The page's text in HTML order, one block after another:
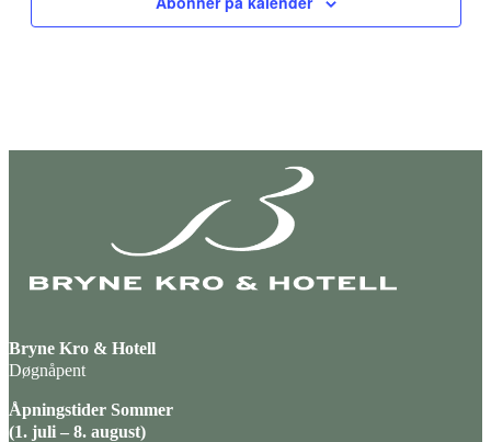
Bryne Kro & Hotell
Døgnåpent
Åpningstider Sommer
(1. juli – 8. august)